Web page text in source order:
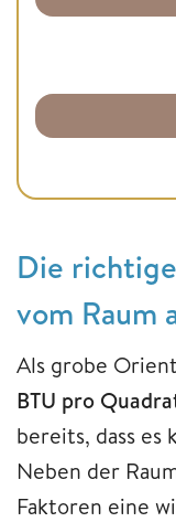
Die
vom Raum
Als grobe
BTU pro
bereits, dass
Neben der
Faktoren eine